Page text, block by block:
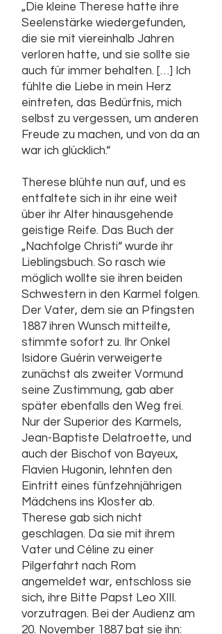
„Die kleine Therese hatte ihre
Seelenstärke wiedergefunden,
die sie mit viereinhalb Jahren
verloren hatte, und sie sollte sie
auch für immer behalten. […] Ich
fühlte die Liebe in mein Herz
eintreten, das Bedürfnis, mich
selbst zu vergessen, um anderen
Freude zu machen, und von da an
war ich glücklich.“
Therese blühte nun auf, und es
entfaltete sich in ihr eine weit
über ihr Alter hinausgehende
geistige Reife. Das Buch der
„Nachfolge Christi“ wurde ihr
Lieblingsbuch. So rasch wie
möglich wollte sie ihren beiden
Schwestern in den Karmel folgen.
Der Vater, dem sie an Pfingsten
1887 ihren Wunsch mitteilte,
stimmte sofort zu. Ihr Onkel
Isidore Guérin verweigerte
zunächst als zweiter Vormund
seine Zustimmung, gab aber
später ebenfalls den Weg frei.
Nur der Superior des Karmels,
Jean-Baptiste Delatroette, und
auch der Bischof von Bayeux,
Flavien Hugonin, lehnten den
Eintritt eines fünfzehnjährigen
Mädchens ins Kloster ab.
Therese gab sich nicht
geschlagen. Da sie mit ihrem
Vater und Céline zu einer
Pilgerfahrt nach Rom
angemeldet war, entschloss sie
sich, ihre Bitte Papst Leo XIII.
vorzutragen. Bei der Audienz am
20. November 1887 bat sie ihn: